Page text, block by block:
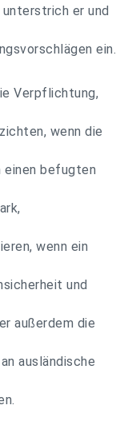
er und
ein.
Verpflichtung,
wenn die
einen befugten
wenn ein
und
außerdem die
ausländische